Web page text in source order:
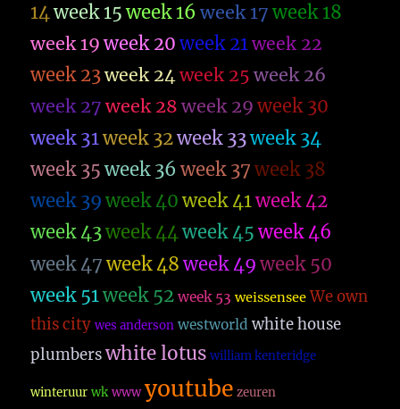
14week 15 week 16 week 17 week 18
week 19 week 20 week 21week 22
week 23week 24week 25 week 26
week 27 week 28 week 29 week 30
week 31week 32week 33week 34
week 35 week 36 week 37 week 38
week 39 week 40 week 41week 42
week 43week 44week 45 week 46
week 47 week 48 week 49 week 50
week 51week 52 week 53 weissensee We own
this city wes anderson westworld white house
plumbers white lotus william kenteridge
winteruur wk www youtube zeuren